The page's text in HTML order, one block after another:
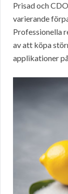
Prisad och
varierande
Professionella
av att köpa
applikationer